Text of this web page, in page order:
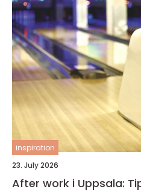
inspiration
23. July 2026
After work i Uppsala: